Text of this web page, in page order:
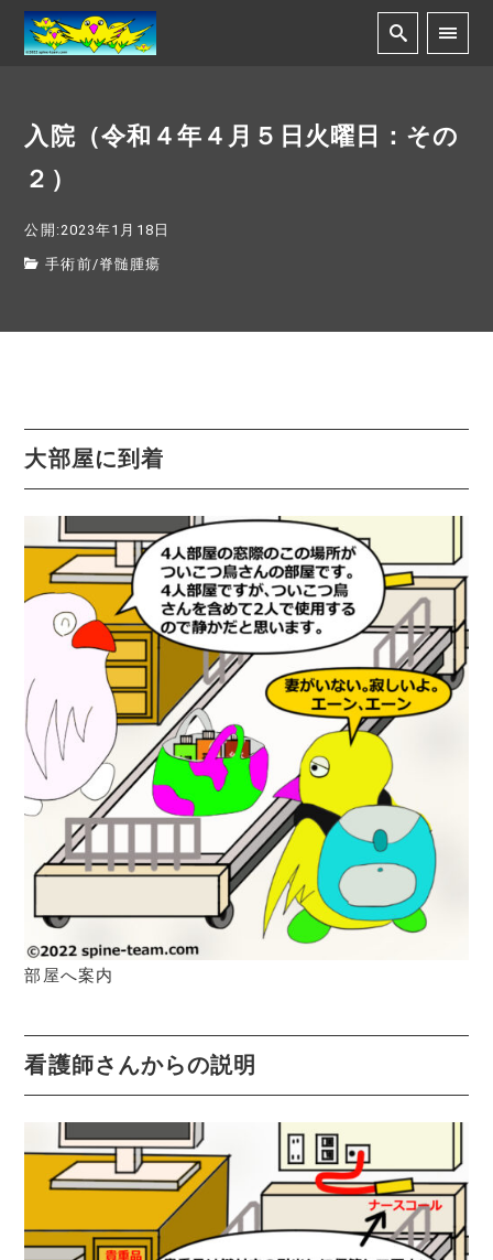
入院（令和４年４月５日火曜日：その
２）
公開:2023年1月18日
手術前/脊髄腫瘍
大部屋に到着
部屋へ案内
看護師さんからの説明